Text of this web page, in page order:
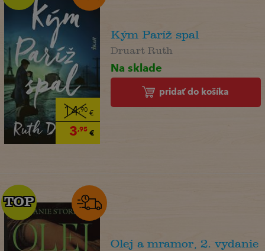
14,90€
3,95€
Kým Paríž spal
Druart Ruth
Na sklade
pridať do košíka
TOP
TOP
Olej a mramor, 2. vydanie